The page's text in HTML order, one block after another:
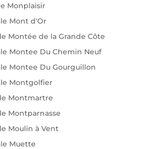
Monplaisir
Mont d'Or
Montée de la Grande Côte
Montee Du Chemin Neuf
Montee Du Gourguillon
Montgolfier
Montmartre
Montparnasse
Moulin à Vent
Muette